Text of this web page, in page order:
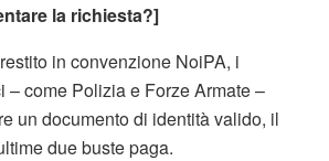
la richiesta?]
in convenzione NoiPA, i
– come Polizia e Forze Armate –
un documento di identità valido, il
due buste paga.